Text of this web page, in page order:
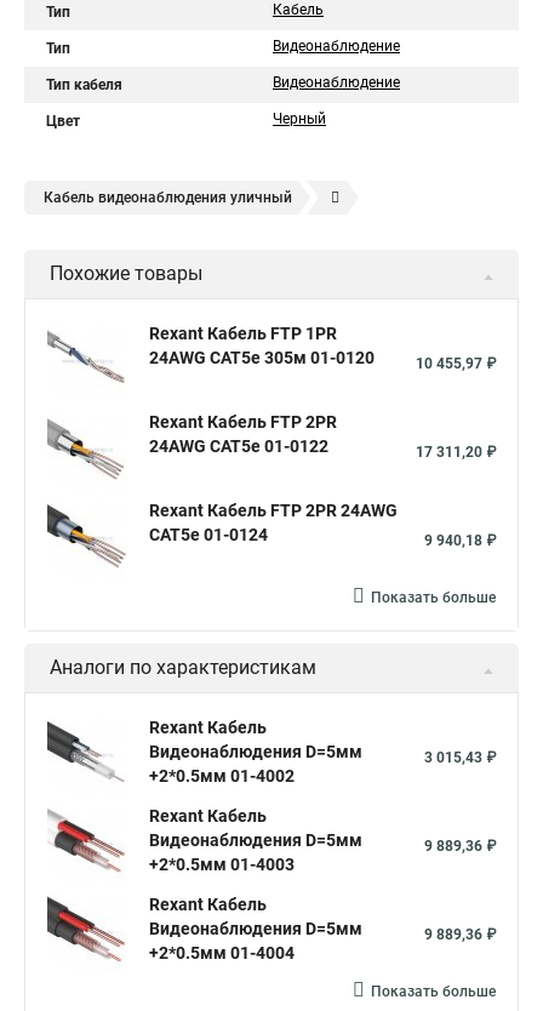
Тип Кабель
Тип Видеонаблюдение
Тип кабеля Видеонаблюдение
Цвет Черный
Кабель видеонаблюдения уличный
Квк кабель для видеонаблюдения
Кабель видеонаблюдения квк п
Кабель видеонаблюдения с питанием
Похожие товары
Rexant Кабель FTP 1PR
24AWG CAT5e 305м 01-0120
10 455,97 ₽
Rexant Кабель FTP 2PR
24AWG CAT5e 01-0122
17 311,20 ₽
Rexant Кабель FTP 2PR 24AWG
CAT5e 01-0124
9 940,18 ₽
Показать больше
Аналоги по характеристикам
Rexant Кабель
Видеонаблюдения D=5мм
+2*0.5мм 01-4002
3 015,43 ₽
Rexant Кабель
Видеонаблюдения D=5мм
+2*0.5мм 01-4003
9 889,36 ₽
Rexant Кабель
Видеонаблюдения D=5мм
+2*0.5мм 01-4004
9 889,36 ₽
Показать больше